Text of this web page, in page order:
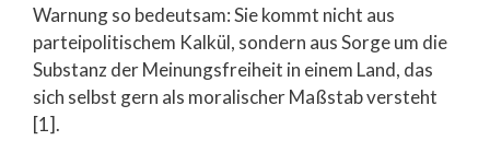
Warnung so bedeutsam: Sie kommt nicht aus
parteipolitischem Kalkül, sondern aus Sorge um die
Substanz der Meinungsfreiheit in einem Land, das
sich selbst gern als moralischer Maßstab versteht
[1].